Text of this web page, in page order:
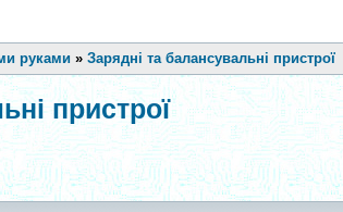
руками » Зарядні та балансувальні пристрої
пристрої